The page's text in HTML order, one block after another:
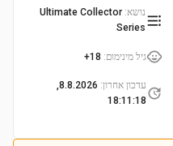
נושא:
Ultimate Collector
Series
גיל מינימום:
18+
עדכון אחרון:
8.8.2026,
18:11:18